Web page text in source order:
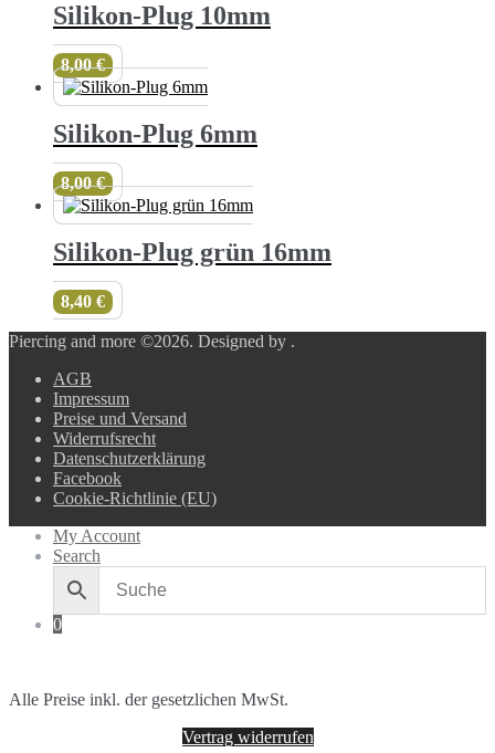
Silikon-Plug 10mm
8,00€
Silikon-Plug 6mm
8,00€
Silikon-Plug grün 16mm
8,40 €
Piercing and more ©2026. Designed by .
AGB
Impressum
Preise und Versand
Widerrufsrecht
Datenschutzerklärung
Facebook
Cookie-Richtlinie (EU)
My Account
Search
0
Alle Preise inkl. der gesetzlichen MwSt.
Vertrag widerrufen